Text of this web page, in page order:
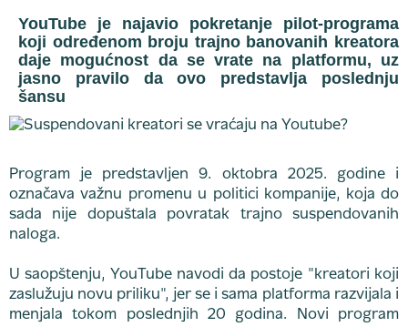
YouTube je najavio pokretanje pilot-programa
koji određenom broju trajno banovanih kreatora
daje mogućnost da se vrate na platformu, uz
jasno pravilo da ovo predstavlja poslednju
šansu
Program je predstavljen 9. oktobra 2025. godine i
označava važnu promenu u politici kompanije, koja do
sada nije dopuštala povratak trajno suspendovanih
naloga.
U saopštenju, YouTube navodi da postoje "kreatori koji
zaslužuju novu priliku", jer se i sama platforma razvijala i
menjala tokom poslednjih 20 godina. Novi program